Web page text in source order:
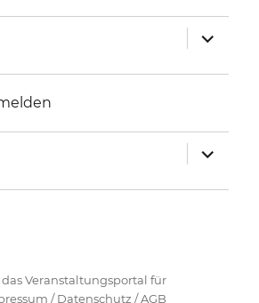
anzeigen
anzeigen
Veranstaltungsportal für
/Datenschutz /AGB